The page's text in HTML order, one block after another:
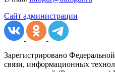
Сайт администрации
Зарегистрировано
связи, информационных